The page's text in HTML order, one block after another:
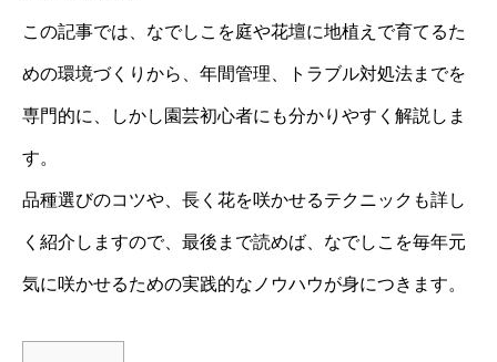
この記事では、なでしこを庭や花壇に地植えで育てるた
めの環境づくりから、年間管理、トラブル対処法までを
専門的に、しかし園芸初心者にも分かりやすく解説しま
す。
品種選びのコツや、長く花を咲かせるテクニックも詳し
く紹介しますので、最後まで読めば、なでしこを毎年元
気に咲かせるための実践的なノウハウが身につきます。